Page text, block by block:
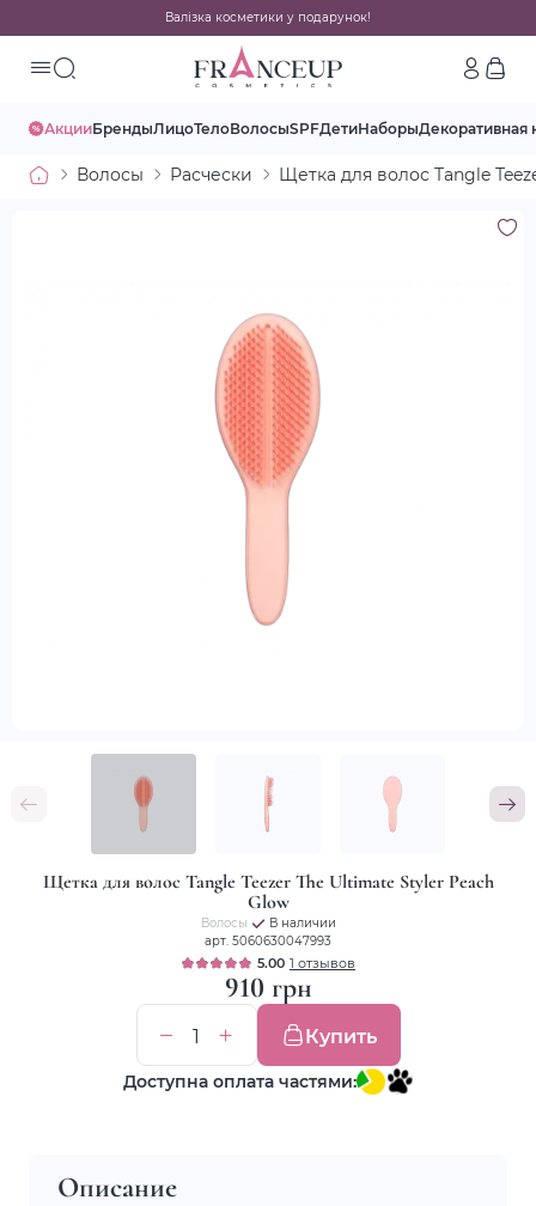
Валізка косметики у подарунок!
АкцииБрендыЛицоТелоВолосыSPFДетиНаборыДекоративная
Волосы Расчески Щетка для волос Tangle
Щетка для волос Tangle Teezer The Ultimate Styler Peach
Glow
Волосы
В наличии
арт. 5060630047993
5.00 1 отзывов
910 грн
Купить
Доступна оплата частями:
Описание